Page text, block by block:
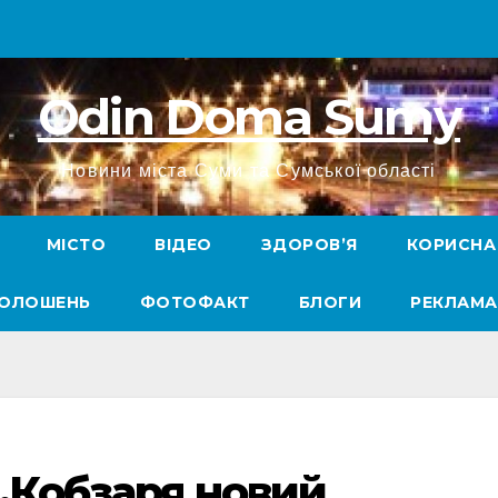
Odin Doma Sumy
Новини міста Суми та Сумської області
МІСТО ВІДЕО ЗДОРОВ’Я КОРИСНА
ФОТОФАКТ БЛОГИ РЕКЛАМА